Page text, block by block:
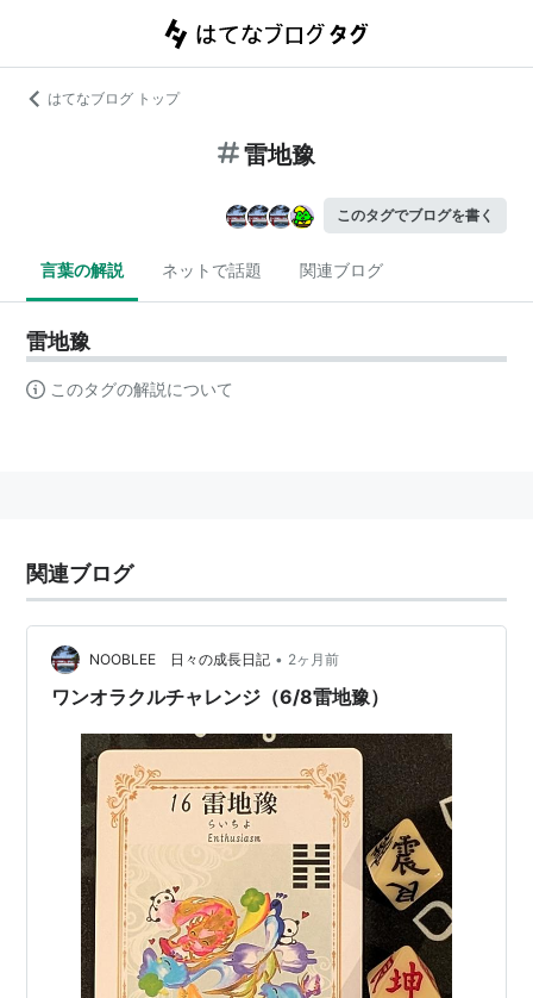
はてなブログ トップ
雷地豫
このタグでブログを書く
言葉の解説 ネットで話題 関連ブログ
雷地豫
このタグの解説について
関連ブログ
NOOBLEE 日々の成長日記 • 2ヶ月前
ワンオラクルチャレンジ（6/8雷地豫）